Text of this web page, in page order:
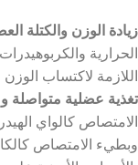
زيادة الوزن والكتلة
الحرارية
اللازمة لاكتساب
تغذية عضلية متواصلة
الامتصاص كالواي
وبطيء الامتصاص